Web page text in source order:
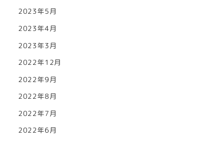
2023年5月
2023年4月
2023年3月
2022年12月
2022年9月
2022年8月
2022年7月
2022年6月